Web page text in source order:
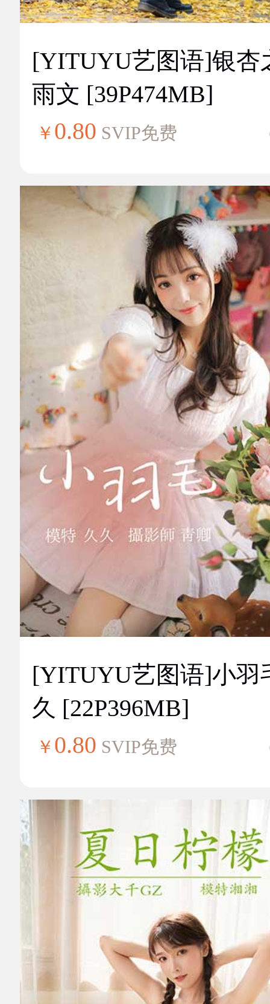
[YITUYU艺图语]银杏
雨文 [39P474MB]
￥ 0.80 SVIP免费
[YITUYU艺图语]小羽
久 [22P396MB]
￥ 0.80 SVIP免费